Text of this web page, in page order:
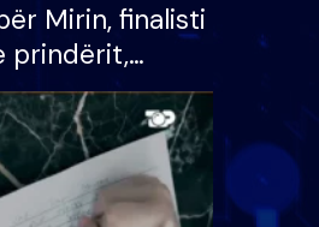
Mirin, finalisti
prindërit,
letër divorci